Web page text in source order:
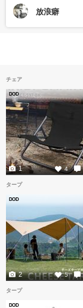
放浪癖
チェア
DOD
4
1
タープ
DOD
5
2
タープ
DOD